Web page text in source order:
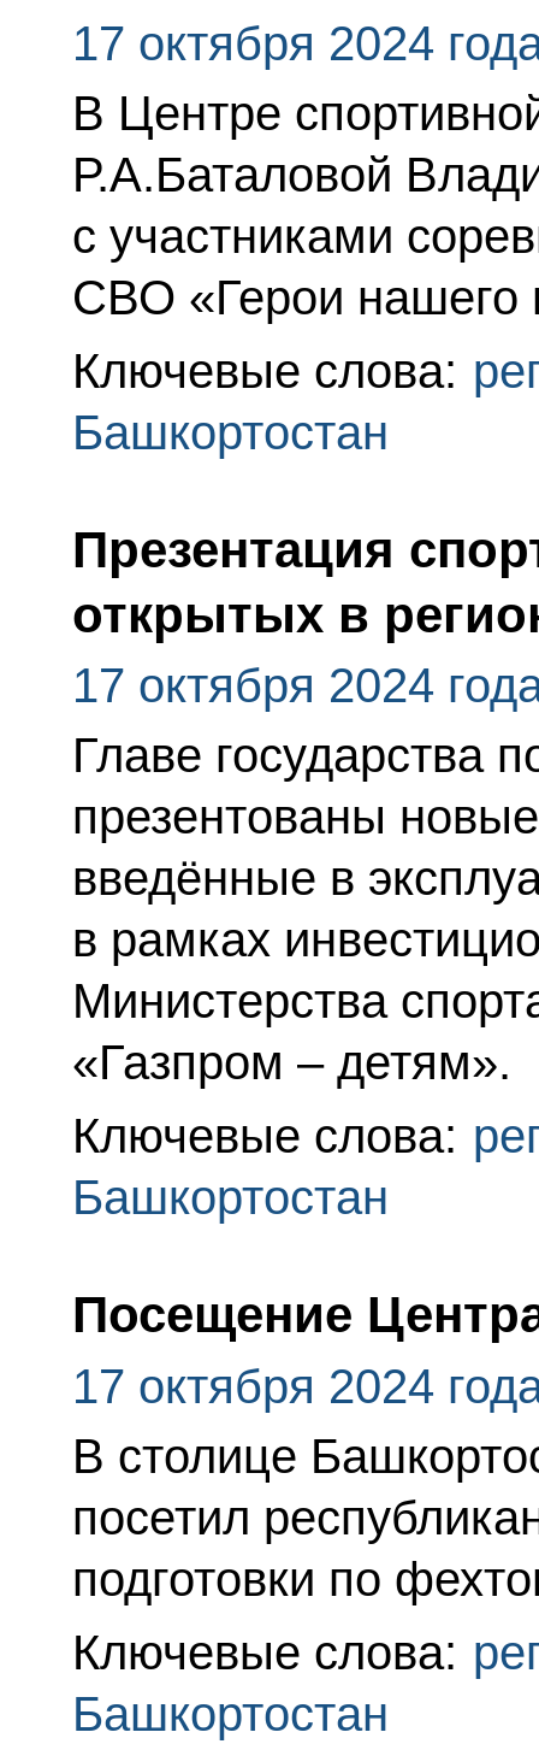
17 октября 2024
В Центре
Р.А.Баталовой
с участниками
СВО «Герои нашего
Ключевые слова:
Башкортостан
Презентация
открытых в
17 октября 2024
Главе государства
презентованы
введённые в
в рамках
Министерства
«Газпром – детям».
Ключевые слова:
Башкортостан
Посещение
17 октября 2024
В столице
посетил
подготовки по
Ключевые слова:
Башкортостан